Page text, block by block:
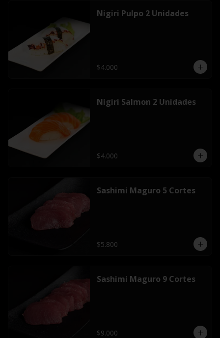
Nigiri Pulpo 2 Unidades
$4.000
Nigiri Salmon 2 Unidades
$4.000
Sashimi Maguro 5 Cortes
$5.800
Sashimi Maguro 9 Cortes
$9.000